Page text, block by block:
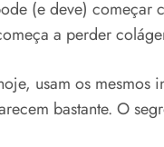
(e deve) começar
a perder
usam os mesmos
bastante. O